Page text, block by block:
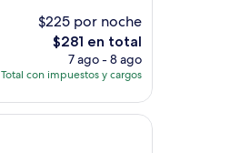
$225 por noche
El
precio
actual
de
$281 en total
7 ago - 8 ago
Total con impuestos y cargos